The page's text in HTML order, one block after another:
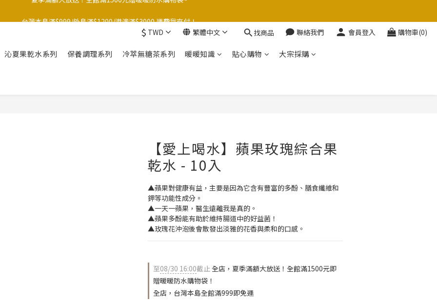
點☝️加入LINE官方帳號綁定好友再領取$50購物金
夏季滿額大放送！全館滿1500元贈暖暖防水購物袋~
$ TWD 繁體中文 找商品 聯絡我們 會員登入 購物車(0)
沁夏果乾水系列 保養調理系列 冷萃無糖茶系列 暖暖知識 貼心購物 大宗採購
【愛上喝水】蘋果玫瑰綜合果
乾水 - 10入
▲蘋果對健康有益，主要是因為它含有豐富的多酚、膳食纖維和
鉀等功能性成分。
▲一天一蘋果，醫生遠離我是真的。
▲蘋果多酚能有助於維持腸道中的好益菌！
▲玫瑰花沖泡後會散發出淡雅的花香與柔和的口感。
至08/30 16:00截止全店，夏季滿額大放送！全館滿1500元即
贈暖暖防水購物袋！
全店，台灣本島全館滿999即免運